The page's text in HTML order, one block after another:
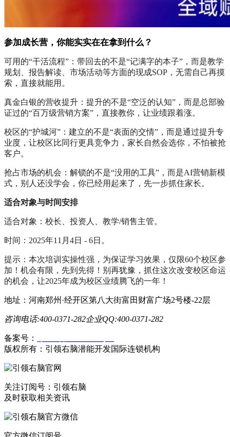
参加成长营，你能实实在在拿到什么？
可用的“干活流程”：带回去的不是“记满字的本子”，而是教学
规划、报告解读、市场活动等方面的现成SOP，无需自己再摸
索，直接就能用。
真金白银的营收提升：提升的不是“空泛的认知”，而是总部验
证过的“百万级营销方案”，直接教你，让业绩跟着涨。
校区的“护城河”：建立的不是“表面的交情”，而是通过提升专
业度，让校区比同行更具竞争力，家长自然会选你，不怕被抢
客户。
抢占市场的机会：解锁的不是“没用的工具”，而是AI营销新模
式，别人还没学会，你已经用起来了，先一步抓住家长。
适合对象与时间安排
适合对象：校长、投资人、教学/销售主管。
时间：2025年11月4日 - 6日。
提示：本次培训实操性强，为保证学习效果，仅限60个校区参
加！机会有限，先到先得！别再犹豫，抓住这次改变校区命运
的机会，让2025年成为校区业绩腾飞的一年！
地址：河南郑州·经开区第八大街富田财富广场2号楼-22层
咨询电话:400-0371-282企业QQ:400-0371-282
备案号：
版权所有：引领右脑潜能开发国际连锁机构
关注订阅号：引领右脑
及时获取相关资讯